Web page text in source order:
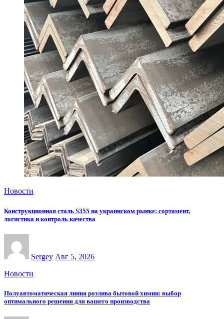
Новости
Конструкционная сталь S355 на украинском рынке: сортамент,
логистика и контроль качества
Sergey Авг 5, 2026
Новости
Полуавтоматическая линия розлива бытовой химии: выбор
оптимального решения для вашего производства